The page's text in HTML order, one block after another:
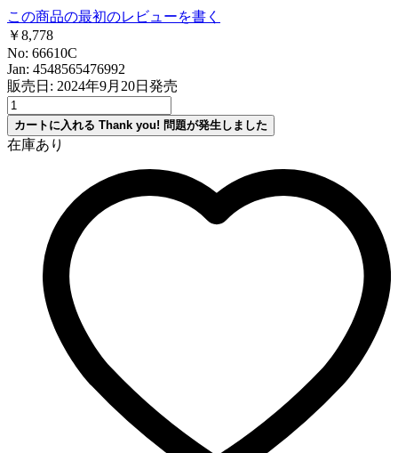
この商品の最初のレビューを書く
￥8,778
No: 66610C
Jan: 4548565476992
販売日: 2024年9月20日発売
カートに入れる Thank you! 問題が発生しました
在庫あり